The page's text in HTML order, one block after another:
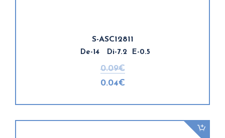
S-ASC12811
De-14 Di-7.2 E-0.5
0.09€
0.04€